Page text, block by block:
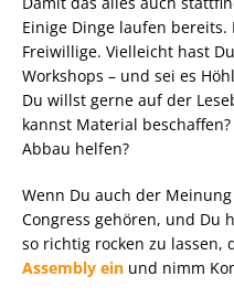
Einige Dinge laufen
Freiwillige. Vielleicht hast
Workshops – und sei es
Du willst gerne auf der
kannst Material
Abbau helfen?
Wenn Du auch der
Congress gehören, und Du
so richtig rocken zu lassen,
Assembly ein und nimm